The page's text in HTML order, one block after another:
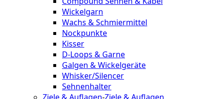
Wickelgarn
Wachs & Schmiermittel
Nockpunkte
Kisser
D-Loops & Garne
Galgen & Wickelgeräte
Whisker/Silencer
Sehnenhalter